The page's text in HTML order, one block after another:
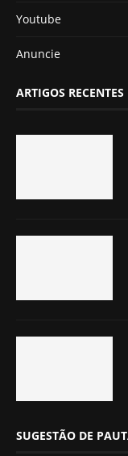
Youtube
Anuncie
ARTIGOS RECENTES
SUGESTÃO DE